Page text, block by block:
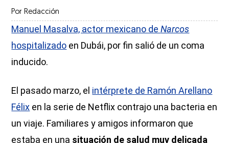
Por Redacción
Manuel Masalva, actor mexicano deNarcos
hospitalizado en Dubái, por fin salió de un coma
inducido.
El pasado marzo, el intérprete de Ramón Arellano
Félix en la serie de Netflix contrajo una bacteria en
un viaje. Familiares y amigos informaron que
estaba en una situación de salud muy delicada